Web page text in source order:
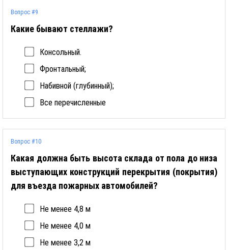
Вопрос #9
Какие бывают стеллажи?
Консольный.
Фронтальный;
Набивной (глубинный);
Все перечисленные
Вопрос #10
Какая должна быть высота склада от пола до низа
выступающих конструкций перекрытия (покрытия)
для въезда пожарных автомобилей?
Не менее 4,8 м
Не менее 4,0 м
Не менее 3,2 м